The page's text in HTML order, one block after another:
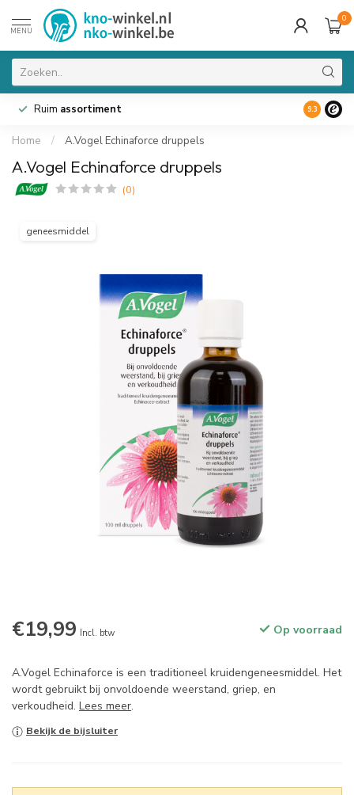
MENU
0
Ruim assortiment 9.3
Home / A.Vogel Echinaforce druppels
A.Vogel Echinaforce druppels
(0)
geneesmiddel
€19,99 Incl. btw Op voorraad
A.Vogel Echinaforce is een traditioneel kruidengeneesmiddel. Het
wordt gebruikt bij onvoldoende weerstand, griep, en
verkoudheid. Lees meer.
Bekijk de bijsluiter